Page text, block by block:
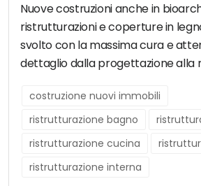
Nuove costruzioni anche in
ristrutturazioni e coperture in
svolto con la massima cura e
dettaglio dalla progettazione alla
costruzione nuovi immobili
ristrutturazione bagno
ristrutturazione cucina
ristrutturazione interna